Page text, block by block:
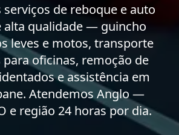
de reboque e auto
alta qualidade — guincho
leves e motos, transporte
para oficinas, remoção de
e assistência em
Atendemos Anglo —
e região 24 horas por dia.